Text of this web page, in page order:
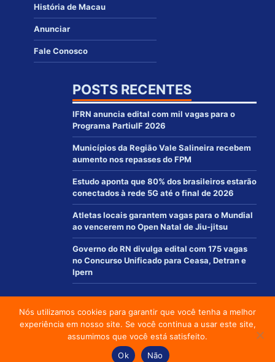
História de Macau
Anunciar
Fale Conosco
POSTS RECENTES
IFRN anuncia edital com mil vagas para o
Programa PartiuIF 2026
Municípios da Região Vale Salineira recebem
aumento nos repasses do FPM
Estudo aponta que 80% dos brasileiros estarão
conectados à rede 5G até o final de 2026
Atletas locais garantem vagas para o Mundial
ao vencerem no Open Natal de Jiu-jitsu
Governo do RN divulga edital com 175 vagas
no Concurso Unificado para Ceasa, Detran e
Ipern
© 2012 - 2021 | www.macaurn.com.br - Todos os direitos reservados
Desenvolvido por:
Social media & sharing icons powered by
Nós utilizamos cookies para garantir que você tenha a melhor
experiência em nosso site. Se você continua a usar este site,
assumimos que você está satisfeito.
Ok
Não